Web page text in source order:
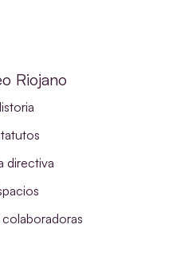
Riojano
directiva